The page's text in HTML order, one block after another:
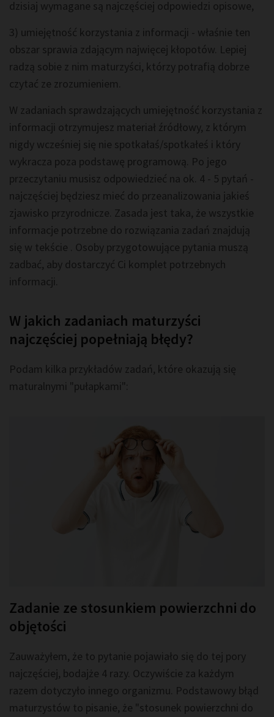
dzisiaj wymagane są najczęściej odpowiedzi opisowe,
3) umiejętność korzystania z informacji - właśnie ten
obszar sprawia zdającym najwięcej kłopotów. Lepiej
radzą sobie z nim maturzyści, którzy potrafią dobrze
czytać ze zrozumieniem.
W zadaniach sprawdzających umiejętność korzystania z
informacji otrzymujesz materiał źródłowy, z którym
nigdy wcześniej się nie spotkałaś/spotkałeś i który
wykracza poza podstawę programową. Po jego
przeczytaniu musisz odpowiedzieć na ok. 4 - 5 pytań -
najczęściej będziesz mieć do przeanalizowania jakieś
zjawisko przyrodnicze. Zasada jest taka, że wszystkie
informacje potrzebne do rozwiązania zadań znajdują
się w tekście . Osoby przygotowujące pytania muszą
zadbać, aby dostarczyć Ci komplet potrzebnych
informacji.
W jakich zadaniach maturzyści
najczęściej popełniają błędy?
Podam kilka przykładów zadań, które okazują się
maturalnymi "pułapkami":
Zadanie ze stosunkiem powierzchni do
objętości
Zauważyłem, że to pytanie pojawiało się do tej pory
najczęściej, bodajże 4 razy. Oczywiście za każdym
razem dotyczyło innego organizmu. Podstawowy błąd
maturzystów to pisanie, że "stosunek powierzchni do